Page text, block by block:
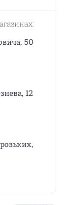
50
12